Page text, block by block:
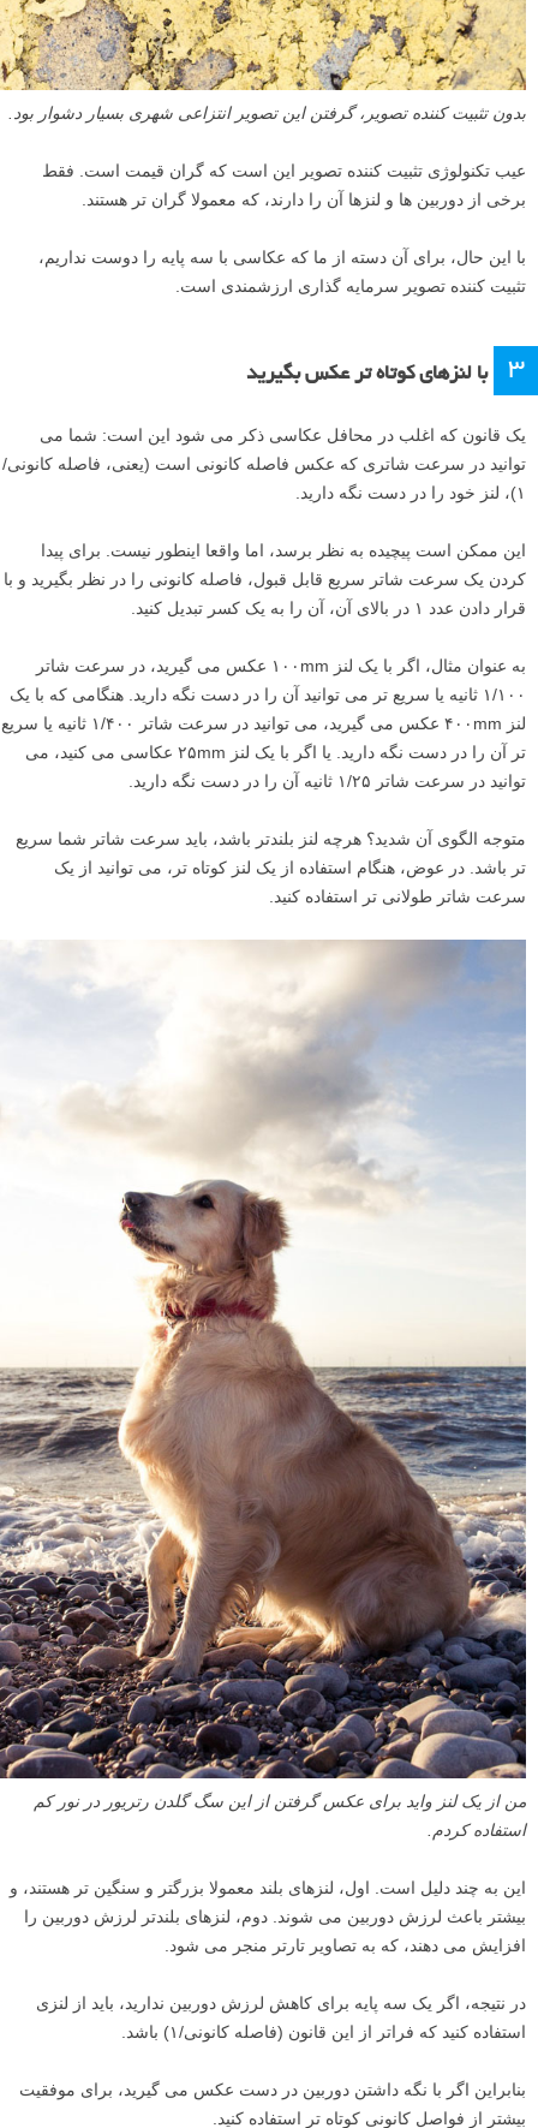
بدون تثبیت کننده تصویر، گرفتن این تصویر انتزاعی شهری بسیار دشوار بود.
عیب تکنولوژی تثبیت کننده تصویر این است که گران قیمت است. فقط
برخی از دوربین ها و لنزها آن را دارند، که معمولا گران تر هستند.
با این حال، برای آن دسته از ما که عکاسی با سه پایه را دوست نداریم،
تثبیت کننده تصویر سرمایه گذاری ارزشمندی است.
۳ با لنزهای کوتاه تر عکس بگیرید
یک قانون که اغلب در محافل عکاسی ذکر می شود این است: شما می
توانید در سرعت شاتری که عکس فاصله کانونی است (یعنی، فاصله کانونی/
۱)، لنز خود را در دست نگه دارید.
این ممکن است پیچیده به نظر برسد، اما واقعا اینطور نیست. برای پیدا
کردن یک سرعت شاتر سریع قابل قبول، فاصله کانونی را در نظر بگیرید و با
قرار دادن عدد ۱ در بالای آن، آن را به یک کسر تبدیل کنید.
به عنوان مثال، اگر با یک لنز ۱۰۰mm عکس می گیرید، در سرعت شاتر
۱/۱۰۰ ثانیه یا سریع تر می توانید آن را در دست نگه دارید. هنگامی که با یک
لنز ۴۰۰mm عکس می گیرید، می توانید در سرعت شاتر ۱/۴۰۰ ثانیه یا سریع
تر آن را در دست نگه دارید. یا اگر با یک لنز ۲۵mm عکاسی می کنید، می
توانید در سرعت شاتر ۱/۲۵ ثانیه آن را در دست نگه دارید.
متوجه الگوی آن شدید؟ هرچه لنز بلندتر باشد، باید سرعت شاتر شما سریع
تر باشد. در عوض، هنگام استفاده از یک لنز کوتاه تر، می توانید از یک
سرعت شاتر طولانی تر استفاده کنید.
من از یک لنز واید برای عکس گرفتن از این سگ گلدن رتریور در نور کم
استفاده کردم.
این به چند دلیل است. اول، لنزهای بلند معمولا بزرگتر و سنگین تر هستند، و
بیشتر باعث لرزش دوربین می شوند. دوم، لنزهای بلندتر لرزش دوربین را
افزایش می دهند، که به تصاویر تارتر منجر می شود.
در نتیجه، اگر یک سه پایه برای کاهش لرزش دوربین ندارید، باید از لنزی
استفاده کنید که فراتر از این قانون (فاصله کانونی/۱) باشد.
بنابراین اگر با نگه داشتن دوربین در دست عکس می گیرید، برای موفقیت
بیشتر از فواصل کانونی کوتاه تر استفاده کنید.